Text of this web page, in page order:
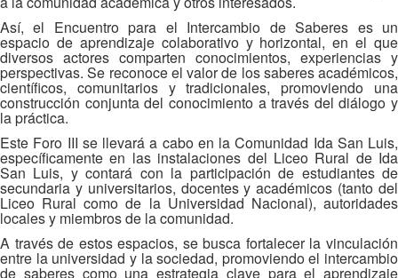
Así, el Encuentro para el Intercambio de Saberes es un
espacio de aprendizaje colaborativo y horizontal, en el que
diversos actores comparten conocimientos, experiencias y
perspectivas. Se reconoce el valor de los saberes académicos,
científicos, comunitarios y tradicionales, promoviendo una
construcción conjunta del conocimiento a través del diálogo y
la práctica.
Este Foro III se llevará a cabo en la Comunidad Ida San Luis,
específicamente en las instalaciones del Liceo Rural de Ida
San Luis, y contará con la participación de estudiantes de
secundaria y universitarios, docentes y académicos (tanto del
Liceo Rural como de la Universidad Nacional), autoridades
locales y miembros de la comunidad.
A través de estos espacios, se busca fortalecer la vinculación
entre la universidad y la sociedad, promoviendo el intercambio
de saberes como una estrategia clave para el aprendizaje